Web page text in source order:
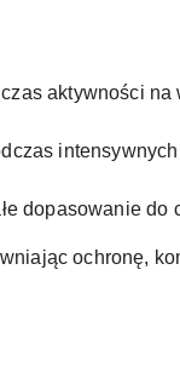
aktywności na
dopasowanie do
ochronę,